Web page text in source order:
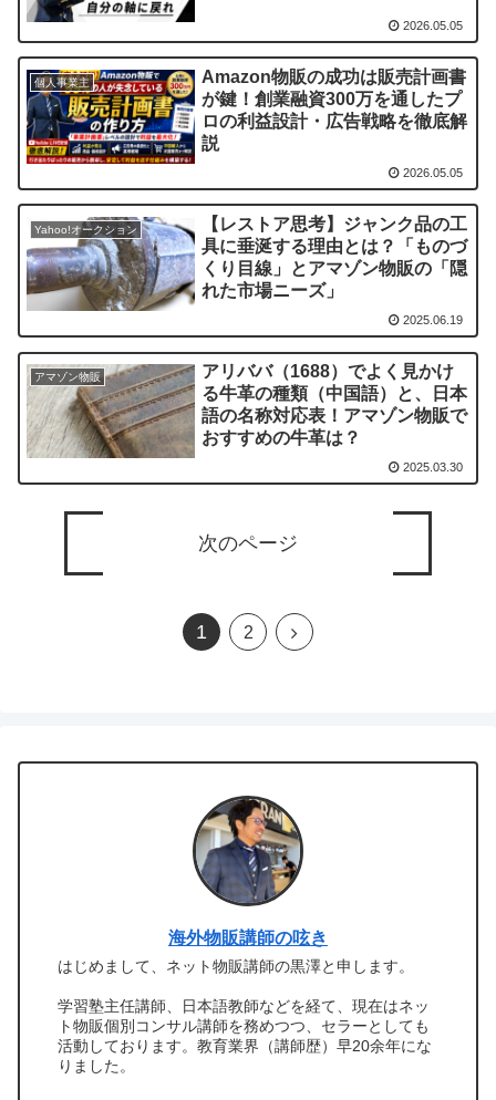
2026.05.05
個人事業主
Amazon物販の成功は販売計画書
が鍵！創業融資300万を通したプ
ロの利益設計・広告戦略を徹底解
説
2026.05.05
Yahoo!オークション
【レストア思考】ジャンク品の工
具に垂涎する理由とは？「ものづ
くり目線」とアマゾン物販の「隠
れた市場ニーズ」
2025.06.19
アマゾン物販
アリババ（1688）でよく見かけ
る牛革の種類（中国語）と、日本
語の名称対応表！アマゾン物販で
おすすめの牛革は？
2025.03.30
次のページ
1 2
次
海外物販講師の呟き
はじめまして、ネット物販講師の黒澤と申します。
学習塾主任講師、日本語教師などを経て、現在はネッ
ト物販個別コンサル講師を務めつつ、セラーとしても
活動しております。教育業界（講師歴）早20余年にな
りました。